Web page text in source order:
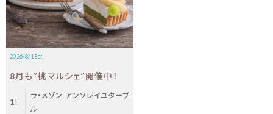
2026/8/1 Sat.
8月も”桃マルシェ”開催中！
1F
ラ・メゾン アンソレイユターブ
ル